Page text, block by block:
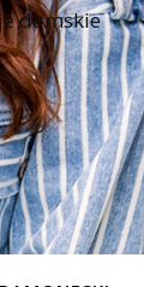
damskie